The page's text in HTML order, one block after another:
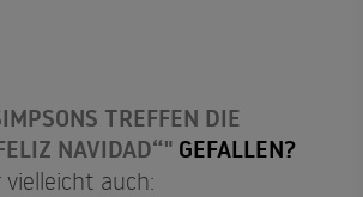
TREFFEN DIE
NAVIDAD“" GEFALLEN?
auch: